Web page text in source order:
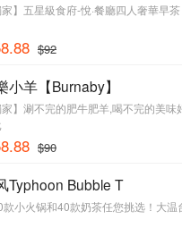
家】五星級食府-悅·餐廳四人奢華早
$92
小羊【Burnaby】
家】涮不完的肥牛肥羊,喝不完的美味
$90
Typhoon Bubble T
款小火锅和40款奶茶任您挑选！大温